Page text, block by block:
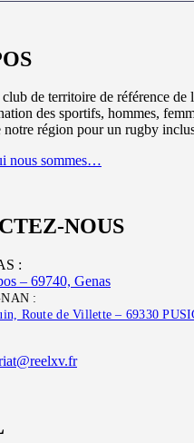
de territoire de référence de
des sportifs, hommes,
notre région pour un rugby
nous sommes…
NOUS
:
– 69740, Genas
:
Route de Villette – 69330